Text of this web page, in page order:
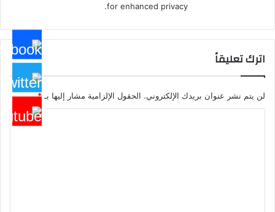
for enhanced privacy.
اترك تعليقاً
لن يتم نشر عنوان بريدك الإلكتروني. الحقول الإلزامية مشار إليها بـ *